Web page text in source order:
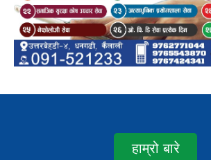
हाम्रो बारे